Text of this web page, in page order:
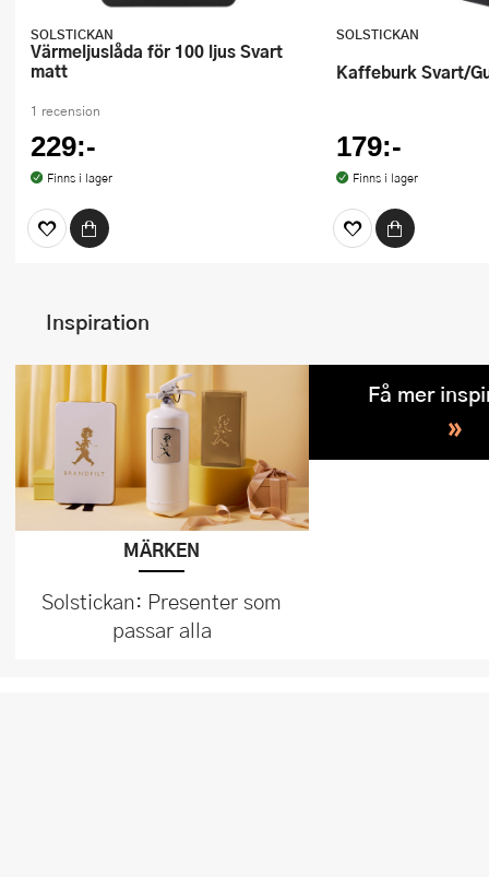
SOLSTICKAN
Värmeljuslåda för 100 ljus Svart
matt
1 recension
229:-
Finns i lager
SOLSTICKAN
Kaffeburk Svart/
179:-
Finns i lager
Inspiration
MÄRKEN
Solstickan: Presenter som
passar alla
Få mer
»